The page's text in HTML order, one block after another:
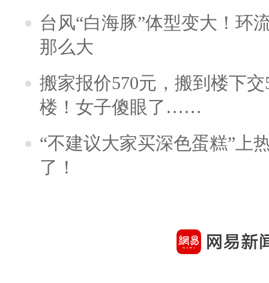
台风“白海豚”体型变大！环
那么大
搬家报价570元，搬到楼下
楼！女子傻眼了……
“不建议大家买深色蛋糕”上
了！